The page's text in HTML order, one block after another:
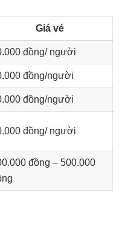
Giá vé
đồng/ người
đồng/người
đồng/người
đồng/ người
đồng – 500.000